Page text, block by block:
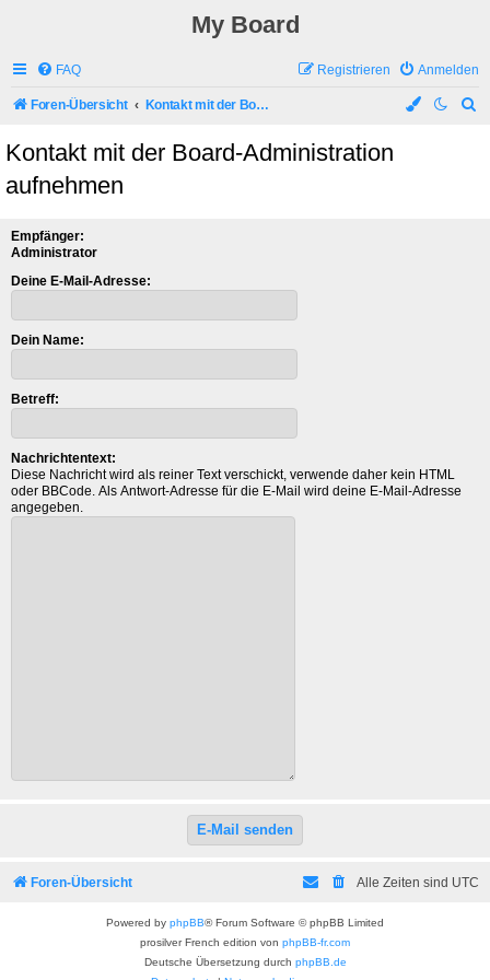
My Board
FAQ Anmelden
Registrieren
Foren-Übersicht Kontakt mit der Board-Administration aufnehmen
Kontakt mit der Board-Administration
aufnehmen
Empfänger:
Administrator
Deine E-Mail-Adresse:
Dein Name:
Betreff:
Nachrichtentext:
Diese Nachricht wird als reiner Text verschickt, verwende daher kein HTML
oder BBCode. Als Antwort-Adresse für die E-Mail wird deine E-Mail-Adresse
angegeben.
Foren-Übersicht Alle Zeiten sind UTC
Powered by phpBB® Forum Software © phpBB Limited
prosilver French edition von phpBB-fr.com
Deutsche Übersetzung durch phpBB.de